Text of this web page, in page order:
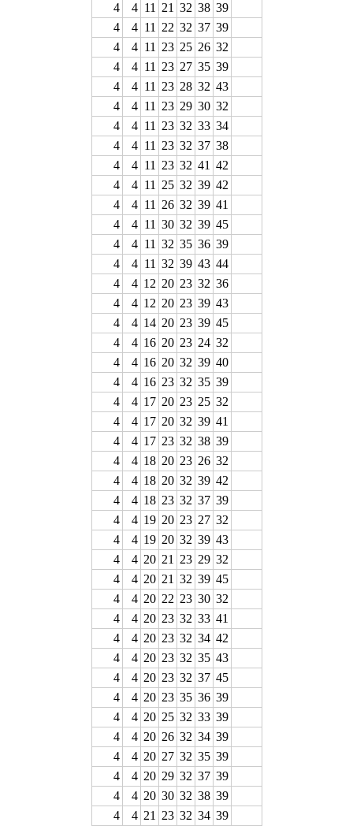
4
4 11 21 32 38 39
4
4 11 22 32 37 39
4
4 11 23 25 26 32
4
4 11 23 27 35 39
4
4 11 23 28 32 43
4
4 11 23 29 30 32
4
4 11 23 32 33 34
4
4 11 23 32 37 38
4
4 11 23 32 41 42
4
4 11 25 32 39 42
4
4 11 26 32 39 41
4
4 11 30 32 39 45
4
4 11 32 35 36 39
4
4 11 32 39 43 44
4
4 12 20 23 32 36
4
4 12 20 23 39 43
4
4 14 20 23 39 45
4
4 16 20 23 24 32
4
4 16 20 32 39 40
4
4 16 23 32 35 39
4
4 17 20 23 25 32
4
4 17 20 32 39 41
4
4 17 23 32 38 39
4
4 18 20 23 26 32
4
4 18 20 32 39 42
4
4 18 23 32 37 39
4
4 19 20 23 27 32
4
4 19 20 32 39 43
4
4 20 21 23 29 32
4
4 20 21 32 39 45
4
4 20 22 23 30 32
4
4 20 23 32 33 41
4
4 20 23 32 34 42
4
4 20 23 32 35 43
4
4 20 23 32 37 45
4
4 20 23 35 36 39
4
4 20 25 32 33 39
4
4 20 26 32 34 39
4
4 20 27 32 35 39
4
4 20 29 32 37 39
4
4 20 30 32 38 39
4
4 21 23 32 34 39